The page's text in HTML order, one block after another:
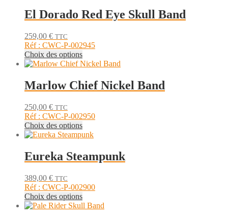
la
page
produit
plusieurs
variations.
peuvent
être
choisies
la
page
produit
El Dorado Red Eye Skull Band
259,00 € TTC
Réf : CWC-P-002945
Choix des optionsCe
produit
plusieurs
variations.
peuvent
être
choisies
la
page
produit
Marlow Chief Nickel Band
250,00 € TTC
Réf : CWC-P-002950
Choix des optionsCe
produit
variations.
peuvent
être
choisies
Eureka Steampunk
389,00 € TTC
Réf : CWC-P-002900
Choix des optionsCe
produit